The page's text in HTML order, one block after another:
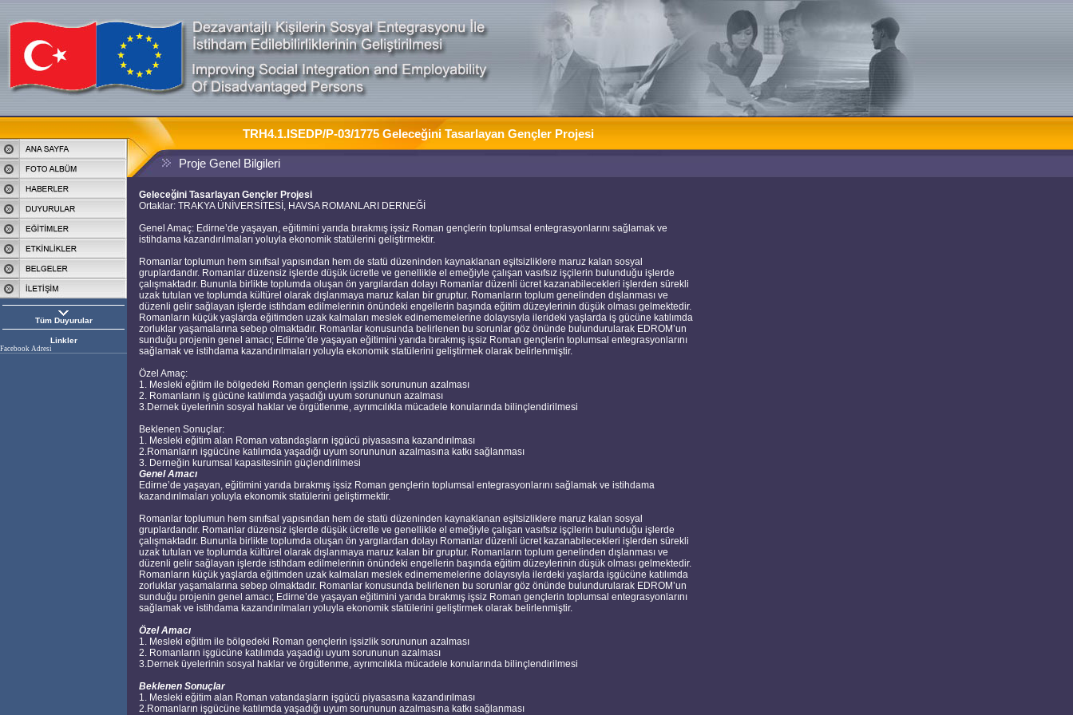
Tüm Duyurular
Linkler
Facebook Adresi
TRH4.1.ISEDP/P-03/1775 Geleceğini Tasarlayan Gençler Projesi
Proje Genel Bilgileri
Geleceğini Tasarlayan Gençler Projesi
Ortaklar: TRAKYA ÜNİVERSİTESİ, HAVSA ROMANLARI DERNEĞİ
Genel Amaç: Edirne’de yaşayan, eğitimini yarıda bırakmış işsiz Roman gençlerin toplumsal entegrasyonlarını sağlamak ve
istihdama kazandırılmaları yoluyla ekonomik statülerini geliştirmektir.
Romanlar toplumun hem sınıfsal yapısından hem de statü düzeninden kaynaklanan eşitsizliklere maruz kalan sosyal
gruplardandır. Romanlar düzensiz işlerde düşük ücretle ve genellikle el emeğiyle çalışan vasıfsız işçilerin bulunduğu işlerde
çalışmaktadır. Bununla birlikte toplumda oluşan ön yargılardan dolayı Romanlar düzenli ücret kazanabilecekleri işlerden sürekli
uzak tutulan ve toplumda kültürel olarak dışlanmaya maruz kalan bir gruptur. Romanların toplum genelinden dışlanması ve
düzenli gelir sağlayan işlerde istihdam edilmelerinin önündeki engellerin başında eğitim düzeylerinin düşük olması gelmektedir.
Romanların küçük yaşlarda eğitimden uzak kalmaları meslek edinememelerine dolayısıyla ilerideki yaşlarda iş gücüne katılımda
zorluklar yaşamalarına sebep olmaktadır. Romanlar konusunda belirlenen bu sorunlar göz önünde bulundurularak EDROM’un
sunduğu projenin genel amacı; Edirne’de yaşayan eğitimini yarıda bırakmış işsiz Roman gençlerin toplumsal entegrasyonlarını
sağlamak ve istihdama kazandırılmaları yoluyla ekonomik statülerini geliştirmek olarak belirlenmiştir.
Özel Amaç:
1. Mesleki eğitim ile bölgedeki Roman gençlerin işsizlik sorununun azalması
2. Romanların iş gücüne katılımda yaşadığı uyum sorununun azalması
3.Dernek üyelerinin sosyal haklar ve örgütlenme, ayrımcılıkla mücadele konularında bilinçlendirilmesi
Beklenen Sonuçlar:
1. Mesleki eğitim alan Roman vatandaşların işgücü piyasasına kazandırılması
2.Romanların işgücüne katılımda yaşadığı uyum sorununun azalmasına katkı sağlanması
3. Derneğin kurumsal kapasitesinin güçlendirilmesi
Genel Amacı
Edirne’de yaşayan, eğitimini yarıda bırakmış işsiz Roman gençlerin toplumsal entegrasyonlarını sağlamak ve istihdama
kazandırılmaları yoluyla ekonomik statülerini geliştirmektir.
Romanlar toplumun hem sınıfsal yapısından hem de statü düzeninden kaynaklanan eşitsizliklere maruz kalan sosyal
gruplardandır. Romanlar düzensiz işlerde düşük ücretle ve genellikle el emeğiyle çalışan vasıfsız işçilerin bulunduğu işlerde
çalışmaktadır. Bununla birlikte toplumda oluşan ön yargılardan dolayı Romanlar düzenli ücret kazanabilecekleri işlerden sürekli
uzak tutulan ve toplumda kültürel olarak dışlanmaya maruz kalan bir gruptur. Romanların toplum genelinden dışlanması ve
düzenli gelir sağlayan işlerde istihdam edilmelerinin önündeki engellerin başında eğitim düzeylerinin düşük olması gelmektedir.
Romanların küçük yaşlarda eğitimden uzak kalmaları meslek edinememelerine dolayısıyla ilerdeki yaşlarda işgücüne katılımda
zorluklar yaşamalarına sebep olmaktadır. Romanlar konusunda belirlenen bu sorunlar göz önünde bulundurularak EDROM’un
sunduğu projenin genel amacı; Edirne’de yaşayan eğitimini yarıda bırakmış işsiz Roman gençlerin toplumsal entegrasyonlarını
sağlamak ve istihdama kazandırılmaları yoluyla ekonomik statülerini geliştirmek olarak belirlenmiştir.
Özel Amacı
1. Mesleki eğitim ile bölgedeki Roman gençlerin işsizlik sorununun azalması
2. Romanların işgücüne katılımda yaşadığı uyum sorununun azalması
3.Dernek üyelerinin sosyal haklar ve örgütlenme, ayrımcılıkla mücadele konularında bilinçlendirilmesi
Beklenen Sonuçlar
1. Mesleki eğitim alan Roman vatandaşların işgücü piyasasına kazandırılması
2.Romanların işgücüne katılımda yaşadığı uyum sorununun azalmasına katkı sağlanması